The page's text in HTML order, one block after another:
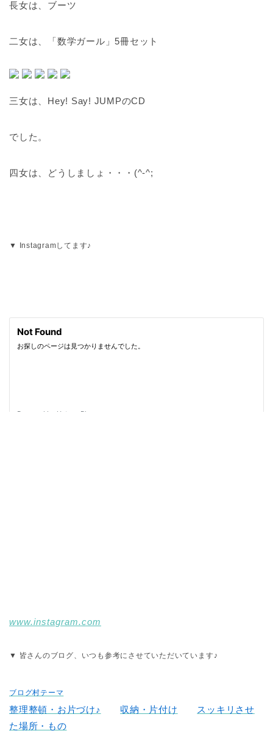
長女は、ブーツ
二女は、「数学ガール」5冊セット
三女は、Hey! Say! JUMPのCD
でした。
四女は、どうしましょ・・・(^-^;
▼ Instagramしてます♪
www.instagram.com
▼ 皆さんのブログ、いつも参考にさせていただいています♪
ブログ村テーマ
整理整頓・お片づけ♪ 収納・片付け
スッキリさせ
た場所・もの